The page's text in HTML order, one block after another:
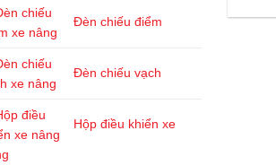
Đèn chiếu điểm
Đèn chiếu vạch
Hộp điều khiển xe